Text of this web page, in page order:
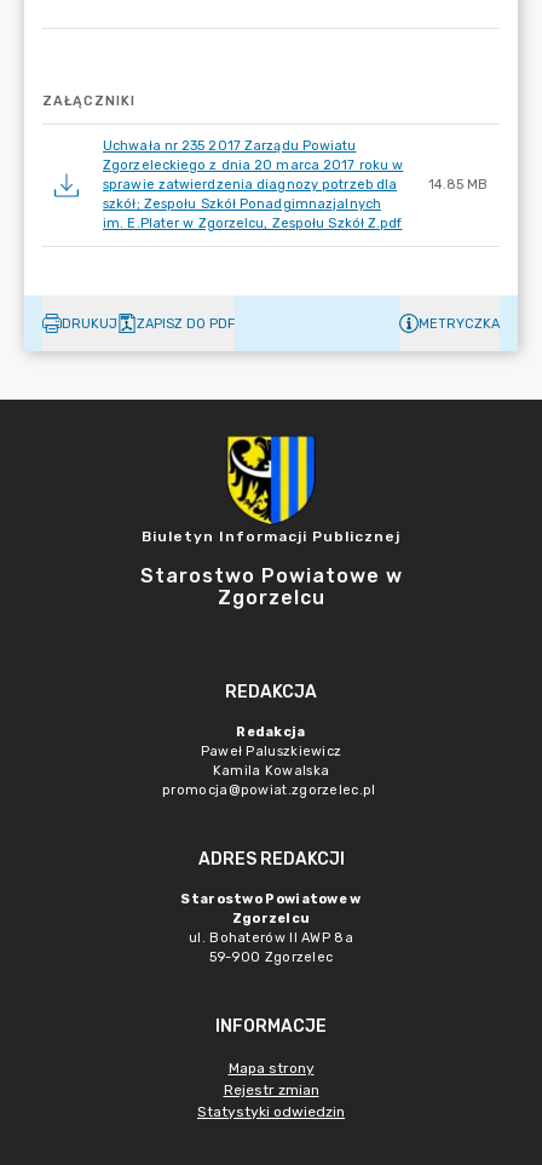
ZAŁĄCZNIKI
Uchwała nr 235 2017 Zarządu Powiatu
Zgorzeleckiego z dnia 20 marca 2017 roku w
sprawie zatwierdzenia diagnozy potrzeb dla
szkół; Zespołu Szkół Ponadgimnazjalnych
im. E.Plater w Zgorzelcu, Zespołu Szkół Z.pdf
14.85 MB
DRUKUJ ZAPISZ DO PDF METRYCZKA
Biuletyn Informacji Publicznej
Starostwo Powiatowe w
Zgorzelcu
REDAKCJA
Redakcja
Paweł Paluszkiewicz
Kamila Kowalska
promocja@powiat.zgorzelec.pl
ADRES REDAKCJI
Starostwo Powiatowe w
Zgorzelcu
ul. Bohaterów II AWP 8a
59-900 Zgorzelec
INFORMACJE
Mapa strony
Rejestr zmian
Statystyki odwiedzin